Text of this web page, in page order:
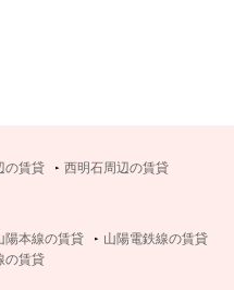
の賃貸
西明石周辺の賃貸
陽本線の賃貸
山陽電鉄線の賃貸
の賃貸